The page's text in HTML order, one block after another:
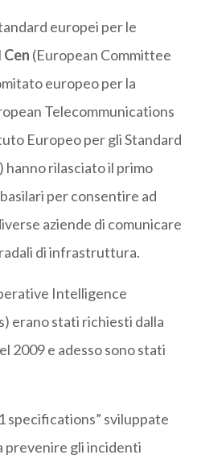
europei per le
Cen (European Committee
europeo per la
Telecommunications
Europeo per gli Standard
hanno rilasciato il primo
per consentire ad
aziende di comunicare
di infrastruttura.
Intelligence
erano stati richiesti dalla
2009 e adesso sono stati
specifications” sviluppate
prevenire gli incidenti